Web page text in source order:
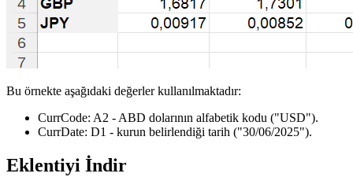
Bu örnekte aşağıdaki değerler kullanılmaktadır:
CurrCode: A2 - ABD dolarının alfabetik kodu ("USD").
CurrDate: D1 - kurun belirlendiği tarih ("30/06/2025").
Eklentiyi İndir